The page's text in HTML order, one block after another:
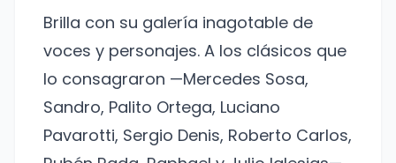
Brilla con su galería inagotable de
voces y personajes. A los clásicos que
lo consagraron —Mercedes Sosa,
Sandro, Palito Ortega, Luciano
Pavarotti, Sergio Denis, Roberto Carlos,